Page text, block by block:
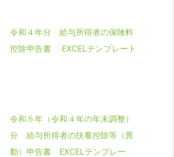
令和４年分 給与所得者の保険料
控除申告書 EXCELテンプレート
令和５年（令和４年の年末調整）
分 給与所得者の扶養控除等（異
動）申告書 EXCELテンプレー